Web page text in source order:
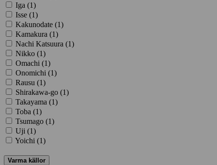
Iga (1)
Isse (1)
Kakunodate (1)
Kamakura (1)
Nachi Katsuura (1)
Nikko (1)
Omachi (1)
Onomichi (1)
Rausu (1)
Shirakawa-go (1)
Takayama (1)
Toba (1)
Tsumago (1)
Uji (1)
Yoichi (1)
Varma källor